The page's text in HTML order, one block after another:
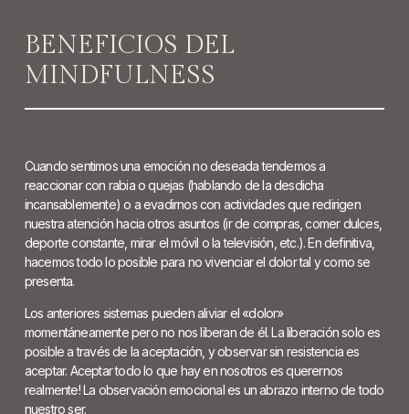
BENEFICIOS DEL
MINDFULNESS
Cuando sentimos una emoción no deseada tendemos a
reaccionar con rabia o quejas (hablando de la desdicha
incansablemente) o a evadirnos con actividades que redirigen
nuestra atención hacia otros asuntos (ir de compras, comer dulces,
deporte constante, mirar el móvil o la televisión, etc.). En definitiva,
hacemos todo lo posible para no vivenciar el dolor tal y como se
presenta.
Los anteriores sistemas pueden aliviar el «dolor»
momentáneamente pero no nos liberan de él. La liberación solo es
posible a través de la aceptación, y observar sin resistencia es
aceptar. Aceptar todo lo que hay en nosotros es querernos
realmente! La observación emocional es un abrazo interno de todo
nuestro ser.